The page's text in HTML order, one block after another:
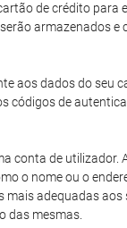
de crédito para
armazenados e
aos dados do seu
de
conta de utilizador.
o nome ou o
adequadas aos
das mesmas.